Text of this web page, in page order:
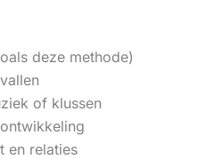
deze methode)
of klussen
en relaties